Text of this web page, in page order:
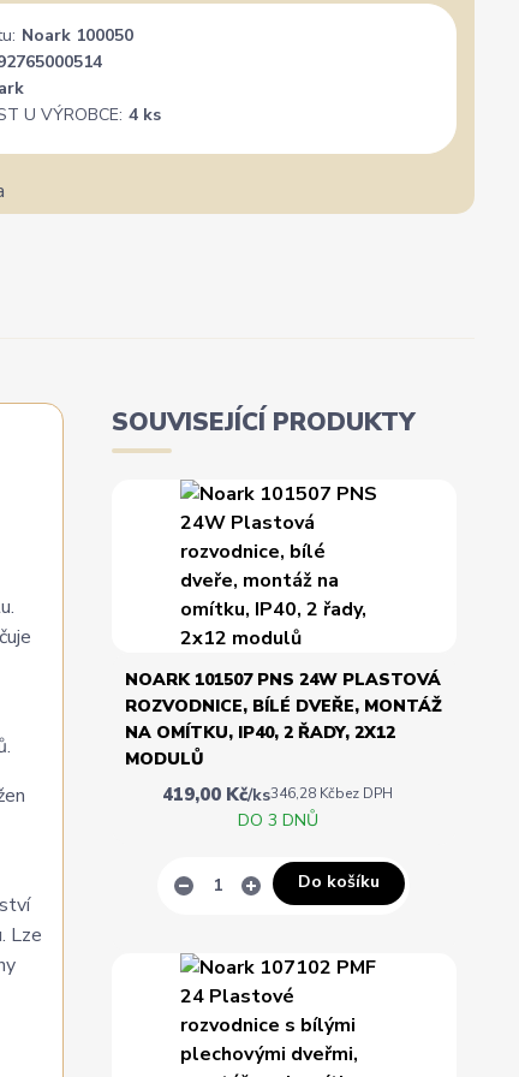
Noark 100050
U VÝROBCE: 4 ks
Lze
SOUVISEJÍCÍ PRODUKTY
NOARK 101507 PNS 24W PLASTOVÁ
ROZVODNICE, BÍLÉ DVEŘE, MONTÁŽ
NA OMÍTKU, IP40, 2 ŘADY, 2X12
MODULŮ
419,00 Kč/ks346,28 Kčbez DPH
DO 3 DNŮ
Do košíku